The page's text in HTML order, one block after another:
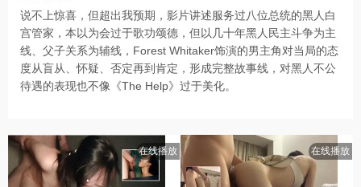
说不上惊喜，但超出我预期，影片讲述服务过八位总统的黑人白
宫管家，本以为会过于歌功颂德，但以几十年黑人民主斗争为主
线、父子关系为辅线，Forest Whitaker饰演的男主角对当局的态
度从盲从、怀疑、否定再到肯定，形成完整故事线，对黑人不公
待遇的表现也不像《The Help》过于美化。